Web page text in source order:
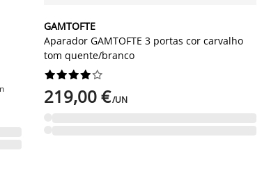
GAMTOFTE
Aparador GAMTOFTE 3 portas cor carvalho
tom quente/branco






219,00 €/UN